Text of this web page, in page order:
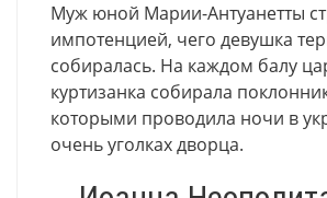
Муж юной Марии-Антуанетты
импотенцией, чего девушка
собиралась. На каждом балу
куртизанка собирала
которыми проводила ночи в
очень уголках дворца.